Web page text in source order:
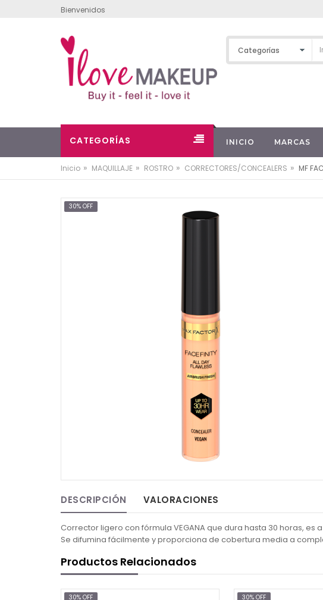
Bienvenidos
CATEGORÍAS INICIO MARCAS
Inicio » MAQUILLAJE » ROSTRO » CORRECTORES/CONCEALERS » MF
30% OFF
DESCRIPCIÓN VALORACIONES
Corrector ligero con fórmula VEGANA que dura hasta 30 horas, es
Se difumina fácilmente y proporciona de cobertura media a
Productos Relacionados